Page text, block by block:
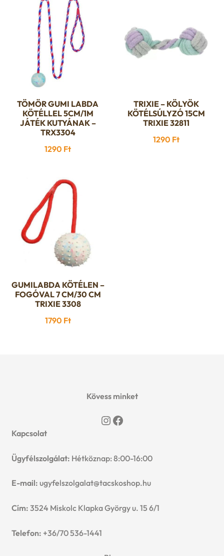
TÖMÖR GUMI LABDA
KÖTÉLLEL 5CM/1M
JÁTÉK KUTYÁNAK –
TRX3304
1290 Ft
TRIXIE – KÖLYÖK
KÖTÉLSÚLYZÓ 15CM
TRIXIE 32811
1290 Ft
GUMILABDA KÖTÉLEN –
FOGÓVAL 7 CM/30 CM
TRIXIE 3308
1790 Ft
Kövess minket
Instagram
Facebook
Kapcsolat
Ügyfélszolgálat: Hétköznap: 8:00-16:00
E-mail: ugyfelszolgalat@tacskoshop.hu
Cím: 3524 Miskolc Klapka György u. 15 6/1
Telefon: +36/70 536-1441